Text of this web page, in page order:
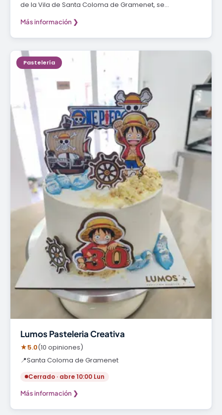
de la Vila de Santa Coloma de Gramenet, se…
Más información ❯
Pastelería
Lumos Pasteleria Creativa
★5.0(10 opiniones)
📍Santa Coloma de Gramenet
Cerrado · abre 10:00 Lun
Más información ❯